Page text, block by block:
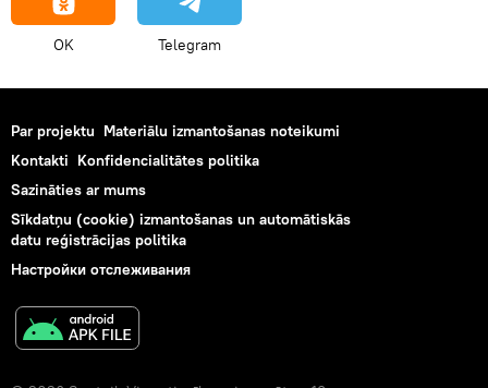
OK Telegram
Par projektu Materiālu izmantošanas noteikumi
Kontakti Konfidencialitātes politika
Sazināties ar mums
Sīkdatņu (cookie) izmantošanas un automātiskās
datu reģistrācijas politika
Настройки отслеживания